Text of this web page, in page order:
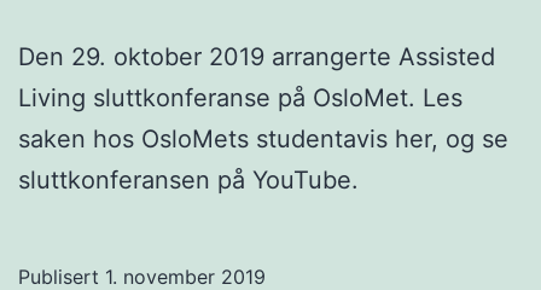
Den 29. oktober 2019 arrangerte Assisted
Living sluttkonferanse på OsloMet. Les
saken hos OsloMets studentavis her, og se
sluttkonferansen på YouTube.
Publisert 1. november 2019